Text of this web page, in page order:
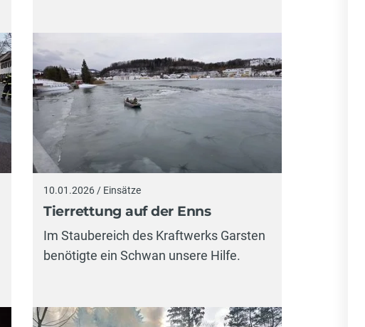
10.01.2026 / Einsätze
Tierrettung auf der Enns
Im Staubereich des Kraftwerks Garsten
benötigte ein Schwan unsere Hilfe.